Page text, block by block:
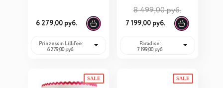
6 279,00 руб.
Prinzessin Lillifee:
6 279,00 руб.
21.10.6333.00
8 499,00 руб.
7 199,00 руб.
Paradise:
7 199,00 руб.
SALE SALE